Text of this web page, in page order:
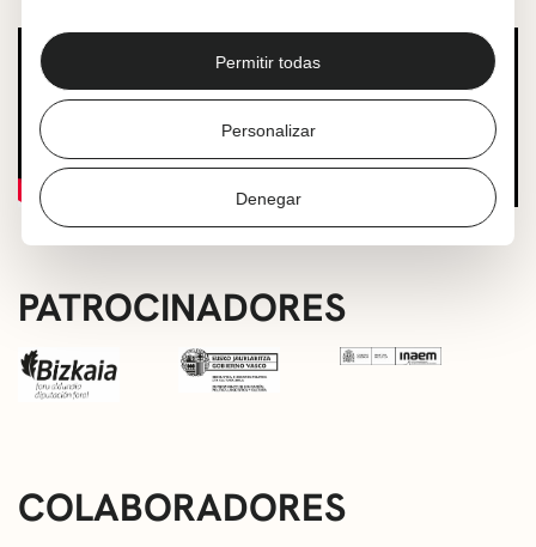
Permitir todas
Personalizar
Denegar
PATROCINADORES
COLABORADORES